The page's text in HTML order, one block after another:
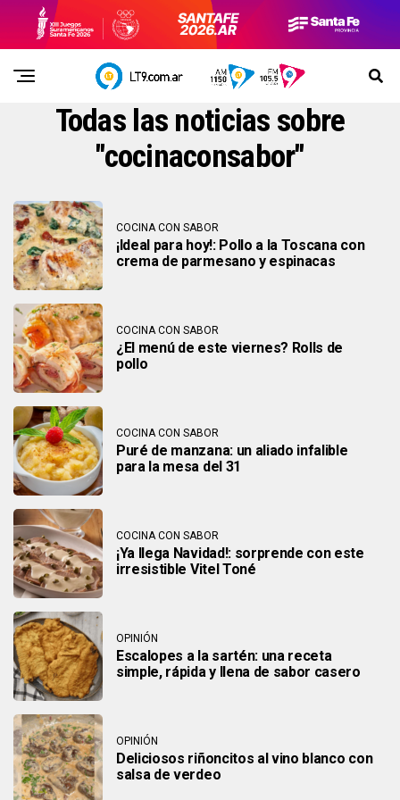
Todas las noticias sobre
"cocinaconsabor"
COCINA CON SABOR
¡Ideal para hoy!: Pollo a la Toscana con
crema de parmesano y espinacas
COCINA CON SABOR
¿El menú de este viernes? Rolls de
pollo
COCINA CON SABOR
Puré de manzana: un aliado infalible
para la mesa del 31
COCINA CON SABOR
¡Ya llega Navidad!: sorprende con este
irresistible Vitel Toné
OPINIÓN
Escalopes a la sartén: una receta
simple, rápida y llena de sabor casero
OPINIÓN
Deliciosos riñoncitos al vino blanco con
salsa de verdeo